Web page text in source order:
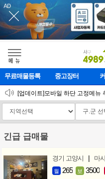
메    뉴
무료매물등록 중고장터
2026 설 연휴 운영안내
[업데이트]모바일 하단 고정메뉴
[업데이트] 개선사항 안내
긴급 급매물
경기 고양시 | 마
월 265 보 3500